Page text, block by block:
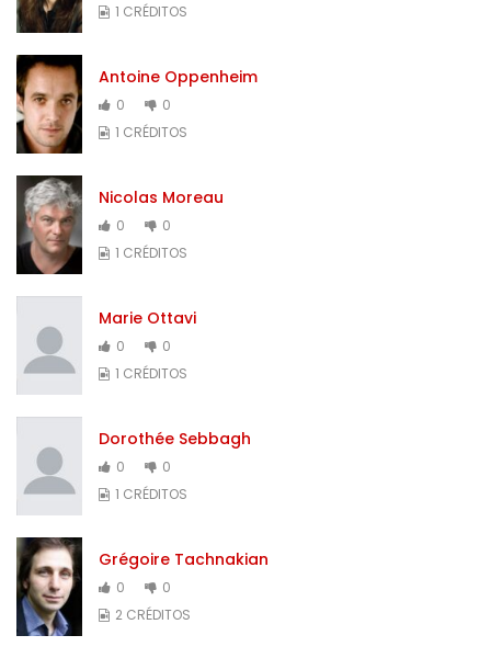
1 CRÉDITOS
Antoine Oppenheim
0
0
1 CRÉDITOS
Nicolas Moreau
0
0
1 CRÉDITOS
Marie Ottavi
0
0
1 CRÉDITOS
Dorothée Sebbagh
0
0
1 CRÉDITOS
Grégoire Tachnakian
0
0
2 CRÉDITOS